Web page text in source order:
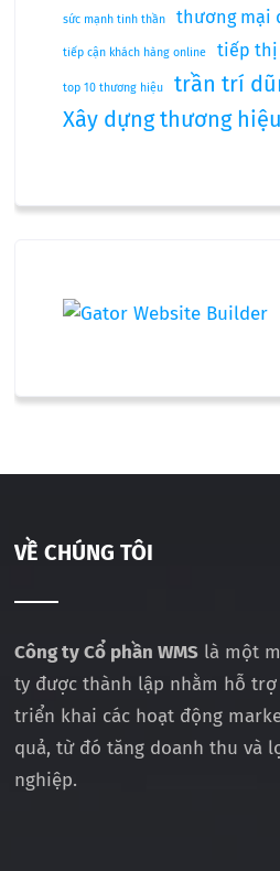
sức mạnh tinh thần thương mại
tiếp cận khách hàng online tiếp thị
top 10 thương hiệu
trần trí
Xây dựng thương hiệu
VỀ CHÚNG TÔI
Công ty Cổ phần WMS là một
ty được thành lập nhằm hỗ
triển khai các hoạt động
quả, từ đó tăng doanh thu và
nghiệp.